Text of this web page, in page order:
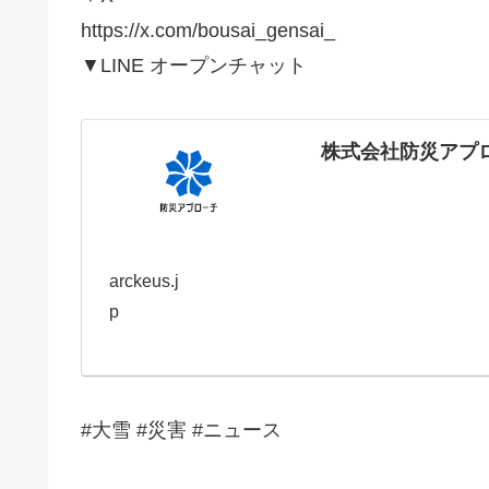
https://x.com/bousai_gensai_
▼LINE オープンチャット
株式会社防災アプ
arckeus.j
p
#大雪 #災害 #ニュース